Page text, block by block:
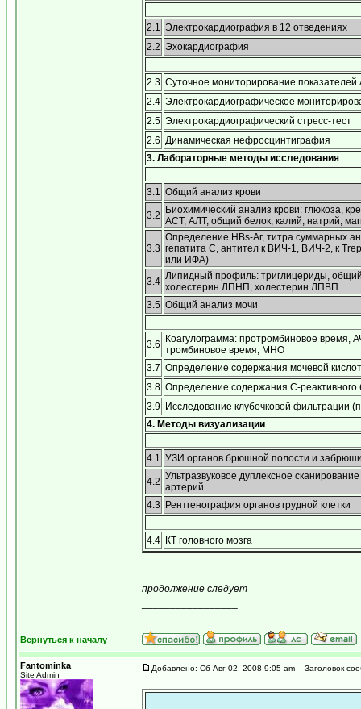
2.1 Электрокардиография в 12 отведениях
2.2 Эхокардиография
2.3 Суточное мониторирование показателей
2.4 Электрокардиографическое
2.5 Электрокардиографический стресс-тест
2.6 Динамическая нефросцинтиграфия
3. Лабораторные методы исследования
3.1 Общий анализ крови
3.2
Биохимический анализ крови: глюкоза,
АСТ, АЛТ, общий белок, калий, натрий,
3.3
Определение HBs-Аг, титра суммарных
гепатита С, антител к ВИЧ-1, ВИЧ-2, к
или ИФА)
3.4 Липидный профиль: триглицериды,
холестерин ЛПНП, холестерин ЛПВП
3.5 Общий анализ мочи
3.6
Коагулограмма: протромбиновое время,
тромбиновое время, МНО
3.7 Определение содержания мочевой
3.8 Определение содержания С-реактивного
3.9 Исследование клубочковой фильтрации
4. Методы визуализации
4.1 УЗИ органов брюшной полости и
4.2 Ультразвуковое дуплексное
артерий
4.3
Рентгенография органов грудной клетки
4.4 КТ головного мозга
продолжение следует
Вернуться к началу
Fantominka
Site Admin
Добавлено: Сб Авг 02, 2008 9:05 am Заголовок